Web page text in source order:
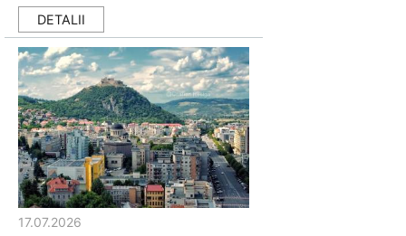
DETALII
17.07.2026